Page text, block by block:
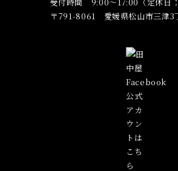
〒791-8061 愛媛県松山市三津3